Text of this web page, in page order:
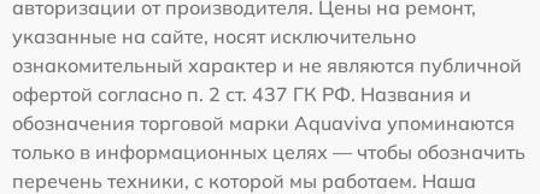
авторизации от производителя. Цены на ремонт,
указанные на сайте, носят исключительно
ознакомительный характер и не являются публичной
офертой согласно п. 2 ст. 437 ГК РФ. Названия и
обозначения торговой марки Aquaviva упоминаются
только в информационных целях — чтобы обозначить
перечень техники, с которой мы работаем. Наша